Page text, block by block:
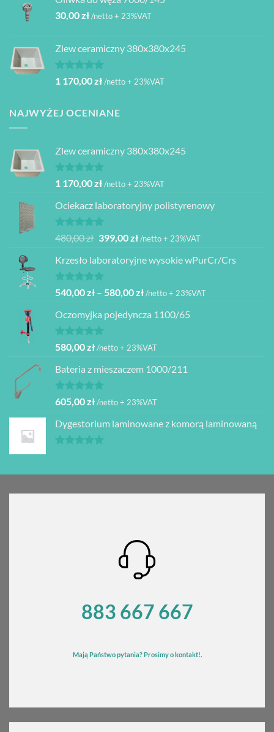
30,00zł/netto + 23%VAT
Zlew ceramiczny 380x380x245
Oceniono
na 5
1 170,00zł/netto + 23%VAT
NAJWYŻEJ OCENIANE
Zlew ceramiczny 380x380x245
Oceniono
na 5
1 170,00zł/netto + 23%VAT
Ociekacz laboratoryjny polistyrenowy
Oceniono
na 5
480,00zł Pierwotna
wynosiła:
480,00 zł.
399,00złAktualna
wynosi:
/netto + 23%VAT
Krzesło laboratoryjne wysokie wPurCr/Crs
Oceniono
na 5
540,00zł – 580,00złZakres
od
do
/netto + 23%VAT
Oczomyjka pojedyncza 1100/65
Oceniono
na 5
580,00zł/netto + 23%VAT
Bateria z mieszaczem 1000/211
Oceniono
na 5
605,00zł/netto + 23%VAT
Dygestorium laminowane z komorą laminowaną
883 667 667
Mają Państwo pytania? Prosimy o kontakt!.